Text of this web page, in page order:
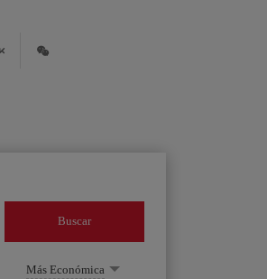
Buscar
Más Económica